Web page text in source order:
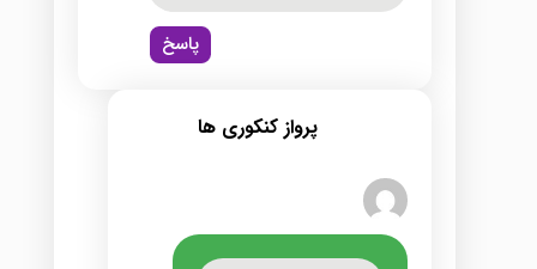
پاسخ
پرواز کنکوری ها